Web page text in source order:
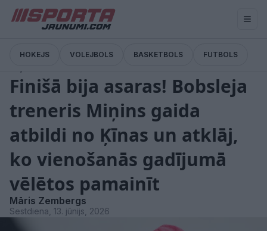
HOKEJS VOLEJBOLS BASKETBOLS FUTBOLS
Finišā bija asaras! Bobsleja
treneris Miņins gaida
atbildi no Ķīnas un atklāj,
ko vienošanās gadījumā
vēlētos pamainīt
Māris Zembergs
Sestdiena, 13. jūnijs, 2026